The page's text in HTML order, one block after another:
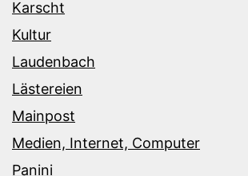
Karscht
Kultur
Laudenbach
Lästereien
Mainpost
Medien, Internet, Computer
Panini